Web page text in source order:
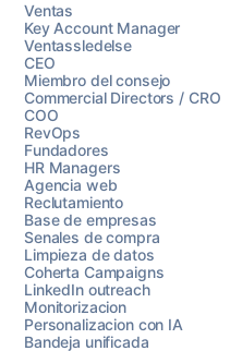
Ventas
Key Account Manager
Ventassledelse
CEO
Miembro del consejo
Commercial Directors / CRO
COO
RevOps
Fundadores
HR Managers
Agencia web
Reclutamiento
Base de empresas
Senales de compra
Limpieza de datos
Coherta Campaigns
LinkedIn outreach
Monitorizacion
Personalizacion con IA
Bandeja unificada